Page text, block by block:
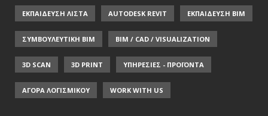
ΕΚΠΑΙΔΕΥΣΗ ΛΙΣΤΑ AUTODESK REVIT ΕΚΠΑΙΔΕΥΣΗ ΒΙΜ
ΣΥΜΒΟΥΛΕΥΤΙΚΗ ΒΙΜ BIM / CAD / VISUALIZATION
3D SCAN 3D PRINT ΥΠΗΡΕΣΙΕΣ - ΠΡΟΪΟΝΤΑ
ΑΓΟΡΑ ΛΟΓΙΣΜΙΚΟΥ WORK WITH US